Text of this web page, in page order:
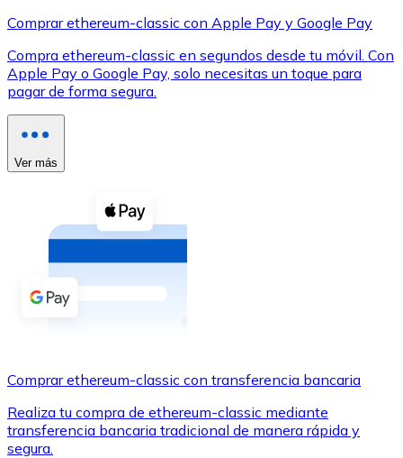
Ver todo
Compra criptomonedas con efectivo en tu tienda más
Comprar con efectivo
Transferencia SEPA
Añade fondos a tu cuenta Bitnovo o realiza compras
Comprar con Transferencia
Utiliza tarjetas Visa y Mastercard para comprar
Comprar con tarjeta
Tienda - Tarjetas regalo
Comprar ethereum-classic con Apple Pay y Google Pay
Compra ethereum-classic en segundos desde tu móvil. Con
Apple Pay o Google Pay, solo necesitas un toque para
pagar de forma segura.
Ver más
Comprar ethereum-classic con transferencia bancaria
Realiza tu compra de ethereum-classic mediante
transferencia bancaria tradicional de manera rápida y
segura.